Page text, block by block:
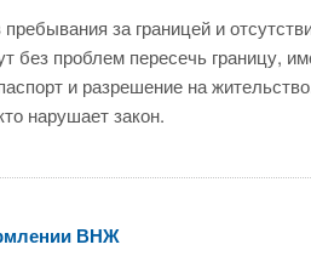
за границей и
без проблем пересечь границу,
и разрешение на
нарушает закон.
ВНЖ